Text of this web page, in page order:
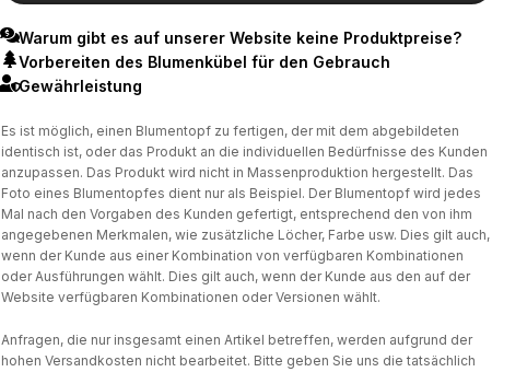
Warum gibt es auf unserer Website keine Produktpreise?
Vorbereiten des Blumenkübel für den Gebrauch
Gewährleistung
Es ist möglich, einen Blumentopf zu fertigen, der mit dem abgebildeten
identisch ist, oder das Produkt an die individuellen Bedürfnisse des Kunden
anzupassen. Das Produkt wird nicht in Massenproduktion hergestellt. Das
Foto eines Blumentopfes dient nur als Beispiel. Der Blumentopf wird jedes
Mal nach den Vorgaben des Kunden gefertigt, entsprechend den von ihm
angegebenen Merkmalen, wie zusätzliche Löcher, Farbe usw. Dies gilt auch,
wenn der Kunde aus einer Kombination von verfügbaren Kombinationen
oder Ausführungen wählt. Dies gilt auch, wenn der Kunde aus den auf der
Website verfügbaren Kombinationen oder Versionen wählt.
Anfragen, die nur insgesamt einen Artikel betreffen, werden aufgrund der
hohen Versandkosten nicht bearbeitet. Bitte geben Sie uns die tatsächlich